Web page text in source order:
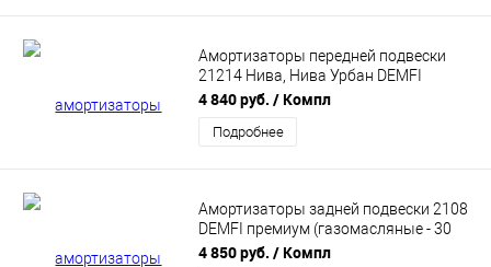
Амортизаторы передней подвески
21214 Нива, Нива Урбан DEMFI
(премиум, газомасляные) 2 шт
SFC2112
4 840 руб. / Компл
Подробнее
Амортизаторы задней подвески 2108
DEMFI премиум (газомасляные - 30
мм) 2шт SRC0830
4 850 руб. / Компл